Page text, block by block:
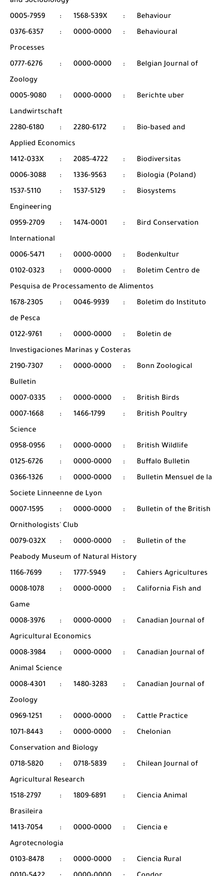
0005-7959
: 1568-539X :
Behaviour
0376-6357
: 0000-0000 :
Behavioural
Processes
0777-6276
: 0000-0000 :
Belgian Journal of
Zoology
0005-9080
: 0000-0000 :
Berichte uber
Landwirtschaft
2280-6180
: 2280-6172 :
Bio-based and
Applied Economics
1412-033X
: 2085-4722 :
Biodiversitas
0006-3088
: 1336-9563 :
Biologia (Poland)
1537-5110
: 1537-5129 :
Biosystems
Engineering
0959-2709
: 1474-0001 :
Bird Conservation
International
0006-5471
: 0000-0000 :
Bodenkultur
0102-0323
: 0000-0000 :
Boletim Centro de
Pesquisa de Processamento de Alimentos
1678-2305
: 0046-9939 :
Boletim do Instituto
de Pesca
0122-9761
: 0000-0000 :
Boletin de
Investigaciones Marinas y Costeras
2190-7307
: 0000-0000 :
Bonn Zoological
Bulletin
0007-0335
: 0000-0000 :
British Birds
0007-1668
: 1466-1799 :
British Poultry
Science
0958-0956
: 0000-0000 :
British Wildlife
0125-6726
: 0000-0000 :
Buffalo Bulletin
0366-1326
: 0000-0000 :
Bulletin Mensuel de la
Societe Linneenne de Lyon
0007-1595
: 0000-0000 :
Bulletin of the British
Ornithologists' Club
0079-032X
: 0000-0000 :
Bulletin of the
Peabody Museum of Natural History
1166-7699
: 1777-5949 :
Cahiers Agricultures
0008-1078
: 0000-0000 :
California Fish and
Game
0008-3976
: 0000-0000 :
Canadian Journal of
Agricultural Economics
0008-3984
: 0000-0000 :
Canadian Journal of
Animal Science
0008-4301
: 1480-3283 :
Canadian Journal of
Zoology
0969-1251
: 0000-0000 :
Cattle Practice
1071-8443
: 0000-0000 :
Chelonian
Conservation and Biology
0718-5820
: 0718-5839 :
Chilean Journal of
Agricultural Research
1518-2797
: 1809-6891 :
Ciencia Animal
Brasileira
1413-7054
: 0000-0000 :
Ciencia e
Agrotecnologia
0103-8478
: 0000-0000 :
Ciencia Rural